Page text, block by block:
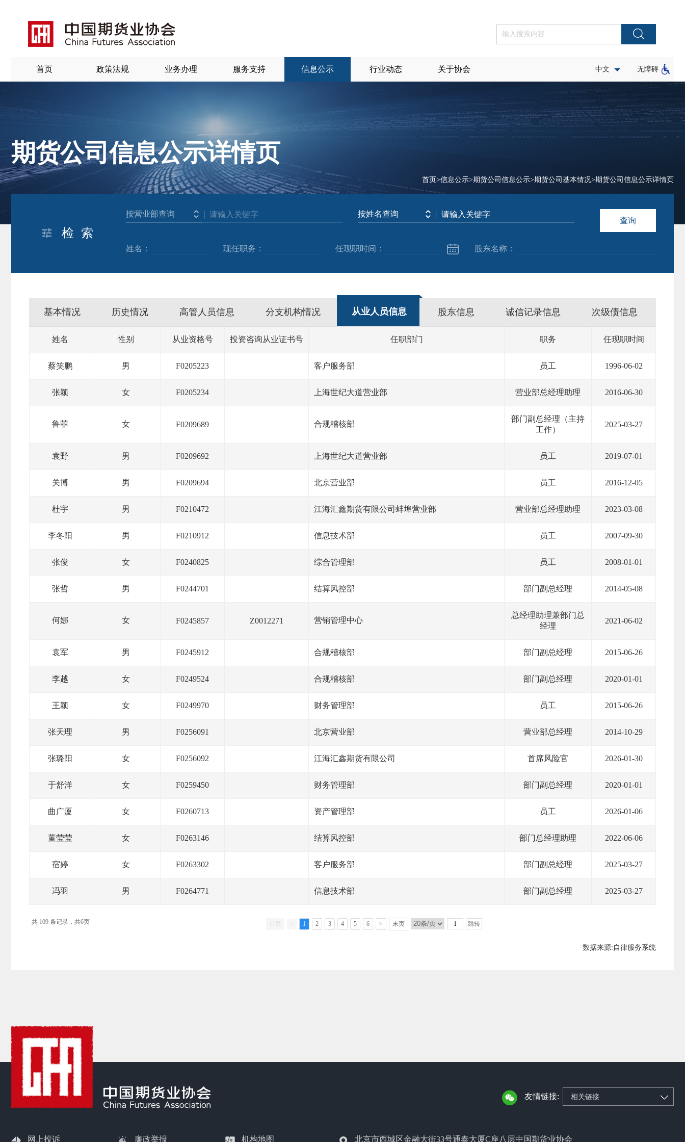
首页 政策法规 业务办理 服务支持 信息公示 行业动态 关于协会 中文 无障碍
期货公司信息公示详情页
首页>信息公示>期货公司信息公示>期货公司基本情况>期货公司信息公示详情页
检 索
按营业部查询 按姓名查询
姓名： 现任职务： 任现职时间： 股东名称：
查询
基本情况 历史情况 高管人员信息 分支机构情况 从业人员信息 股东信息 诚信记录信息 次级债信息
姓名 性别 从业资格号 投资咨询从业证书号 任职部门 职务 任现职时间
蔡笑鹏 男 F0205223 客户服务部 员工 1996-06-02
张颖 女 F0205234 上海世纪大道营业部 营业部总经理助理 2016-06-30
鲁菲 女 F0209689 合规稽核部
部门副总经理（主持
工作）
2025-03-27
袁野 男 F0209692 上海世纪大道营业部 员工 2019-07-01
关博 男 F0209694 北京营业部 员工 2016-12-05
杜宇 男 F0210472 江海汇鑫期货有限公司蚌埠营业部 营业部总经理助理 2023-03-08
李冬阳 男 F0210912 信息技术部 员工 2007-09-30
张俊 女 F0240825 综合管理部 员工 2008-01-01
张哲 男 F0244701 结算风控部 部门副总经理 2014-05-08
何娜 女 F0245857 Z0012271 营销管理中心
总经理助理兼部门总
经理
2021-06-02
袁军 男 F0245912 合规稽核部 部门副总经理 2015-06-26
李越 女 F0249524 合规稽核部 部门副总经理 2020-01-01
王颖 女 F0249970 财务管理部 员工 2015-06-26
张天理 男 F0256091 北京营业部 营业部总经理 2014-10-29
张璐阳 女 F0256092 江海汇鑫期货有限公司 首席风险官 2026-01-30
于舒洋 女 F0259450 财务管理部 部门副总经理 2020-01-01
曲广厦 女 F0260713 资产管理部 员工 2026-01-06
董莹莹 女 F0263146 结算风控部 部门总经理助理 2022-06-06
宿婷 女 F0263302 客户服务部 部门副总经理 2025-03-27
冯羽 男 F0264771 信息技术部 部门副总经理 2025-03-27
共 109 条记录，共6页 首页 1 2 3 4 5 6 > 末页 跳转
数据来源:自律服务系统
友情链接: 相关链接
网上投诉 廉政举报 机构地图 北京市西城区金融大街33号通泰大厦C座八层中国期货业协会
北